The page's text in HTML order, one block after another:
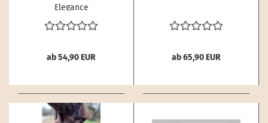
Elegance
ab 54,90 EUR ab 65,90 EUR